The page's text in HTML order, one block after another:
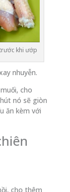
khi ướp
nhuyễn.
cho
nó sẽ giòn
ăn kèm với
cho thêm